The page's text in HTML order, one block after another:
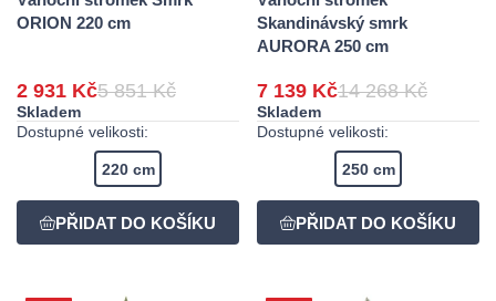
ORION 220 cm
2 931 Kč5 851 Kč
Skladem
Dostupné velikosti:
220 cm
Skandinávský smrk
AURORA 250 cm
7 139 Kč14 268 Kč
Skladem
Dostupné velikosti:
250 cm